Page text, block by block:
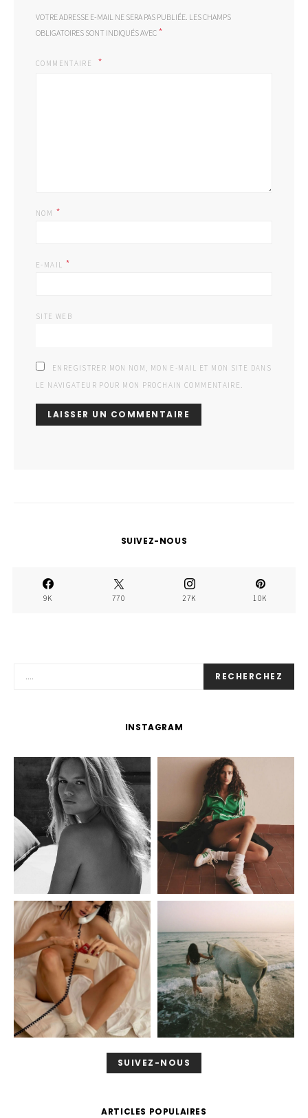
VOTRE ADRESSE E-MAIL NE SERA PAS PUBLIÉE. LES CHAMPS
OBLIGATOIRES SONT INDIQUÉS AVEC *
COMMENTAIRE
NOM *
E-MAIL *
SITE WEB
ENREGISTRER MON NOM, MON E-MAIL ET MON SITE DANS
LE NAVIGATEUR POUR MON PROCHAIN COMMENTAIRE.
SUIVEZ-NOUS
9K 770 27K 10K
RECHERCHEZ
INSTAGRAM
SUIVEZ-NOUS
ARTICLES POPULAIRES